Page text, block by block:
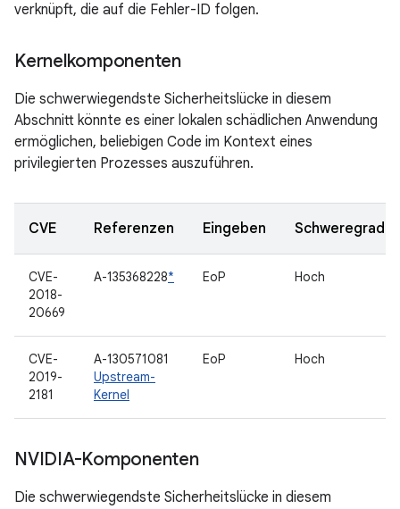
verknüpft, die auf die Fehler-ID folgen.
Kernelkomponenten
Die schwerwiegendste Sicherheitslücke in diesem
Abschnitt könnte es einer lokalen schädlichen Anwendung
ermöglichen, beliebigen Code im Kontext eines
privilegierten Prozesses auszuführen.
CVE Referenzen Eingeben Schweregrad
CVE-
2018-
20669
A-135368228* EoP Hoch
CVE-
2019-
2181
A-130571081
Upstream-
Kernel
EoP Hoch
NVIDIA-Komponenten
Die schwerwiegendste Sicherheitslücke in diesem